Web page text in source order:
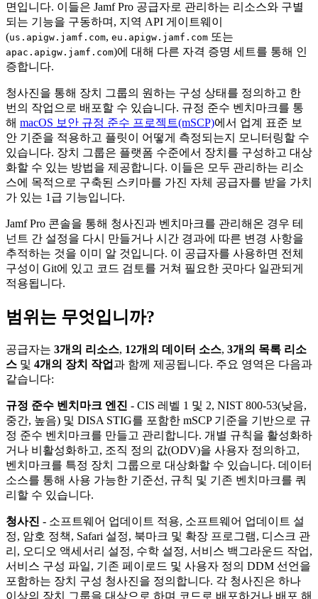
면입니다. 이들은 Jamf Pro 공급자로 관리하는 리소스와 구별
되는 기능을 구동하며, 지역 API 게이트웨이
(us.apigw.jamf.com, eu.apigw.jamf.com 또는
apac.apigw.jamf.com)에 대해 다른 자격 증명 세트를 통해 인
증합니다.
청사진을 통해 장치 그룹의 원하는 구성 상태를 정의하고 한
번의 작업으로 배포할 수 있습니다. 규정 준수 벤치마크를 통
해 macOS 보안 규정 준수 프로젝트(mSCP)에서 업계 표준 보
안 기준을 적용하고 플릿이 어떻게 측정되는지 모니터링할 수
있습니다. 장치 그룹은 플랫폼 수준에서 장치를 구성하고 대상
화할 수 있는 방법을 제공합니다. 이들은 모두 관리하는 리소
스에 목적으로 구축된 스키마를 가진 자체 공급자를 받을 가치
가 있는 1급 기능입니다.
Jamf Pro 콘솔을 통해 청사진과 벤치마크를 관리해온 경우 테
넌트 간 설정을 다시 만들거나 시간 경과에 따른 변경 사항을
추적하는 것을 이미 알 것입니다. 이 공급자를 사용하면 전체
구성이 Git에 있고 코드 검토를 거쳐 필요한 곳마다 일관되게
적용됩니다.
범위는 무엇입니까?
공급자는 3개의 리소스, 12개의 데이터 소스, 3개의 목록 리소
스 및 4개의 장치 작업과 함께 제공됩니다. 주요 영역은 다음과
같습니다:
규정 준수 벤치마크 엔진 - CIS 레벨 1 및 2, NIST 800-53(낮음,
중간, 높음) 및 DISA STIG를 포함한 mSCP 기준을 기반으로 규
정 준수 벤치마크를 만들고 관리합니다. 개별 규칙을 활성화하
거나 비활성화하고, 조직 정의 값(ODV)을 사용자 정의하고,
벤치마크를 특정 장치 그룹으로 대상화할 수 있습니다. 데이터
소스를 통해 사용 가능한 기준선, 규칙 및 기존 벤치마크를 쿼
리할 수 있습니다.
청사진 - 소프트웨어 업데이트 적용, 소프트웨어 업데이트 설
정, 암호 정책, Safari 설정, 북마크 및 확장 프로그램, 디스크 관
리, 오디오 액세서리 설정, 수학 설정, 서비스 백그라운드 작업,
서비스 구성 파일, 기존 페이로드 및 사용자 정의 DDM 선언을
포함하는 장치 구성 청사진을 정의합니다. 각 청사진은 하나
이상의 장치 그룹을 대상으로 하며 코드로 배포하거나 배포 해